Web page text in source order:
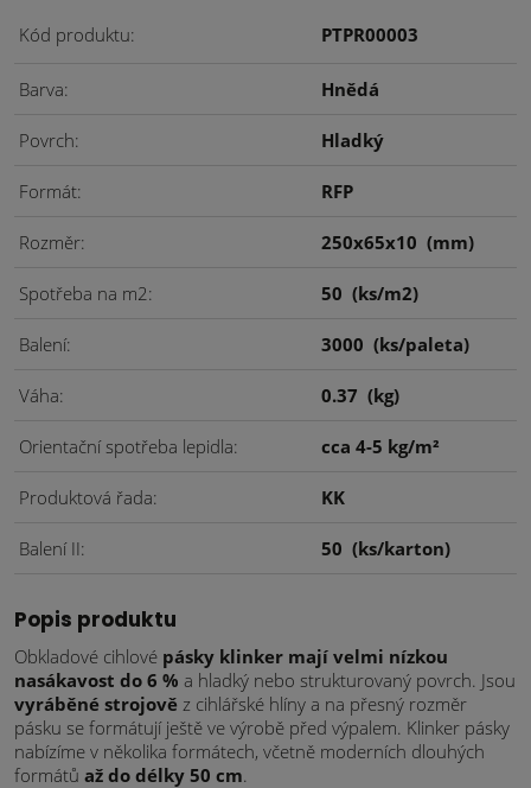
Kód produktu PTPR00003
Barva Hnědá
Povrch Hladký
Formát RFP
Rozměr 250x65x10 (mm)
Spotřeba na m2 50 (ks/m2)
Balení 3000 (ks/paleta)
Váha 0.37 (kg)
Orientační spotřeba lepidla cca 4-5 kg/m²
Produktová řada KK
Balení II 50 (ks/karton)
Popis produktu
Obkladové cihlové pásky klinker mají velmi nízkou
nasákavost do 6 % a hladký nebo strukturovaný povrch. Jsou
vyráběné strojově z cihlářské hlíny a na přesný rozměr
pásku se formátují ještě ve výrobě před výpalem. Klinker pásky
nabízíme v několika formátech, včetně moderních dlouhých
formátů až do délky 50 cm.